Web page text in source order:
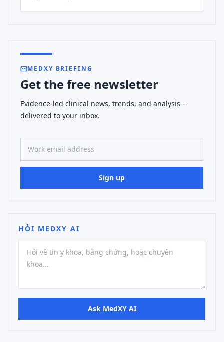
MEDXY BRIEFING
Get the free newsletter
Evidence-led clinical news, trends, and analysis—
delivered to your inbox.
Work email address
Sign up
HỎI MEDXY AI
Ask MedXY AI